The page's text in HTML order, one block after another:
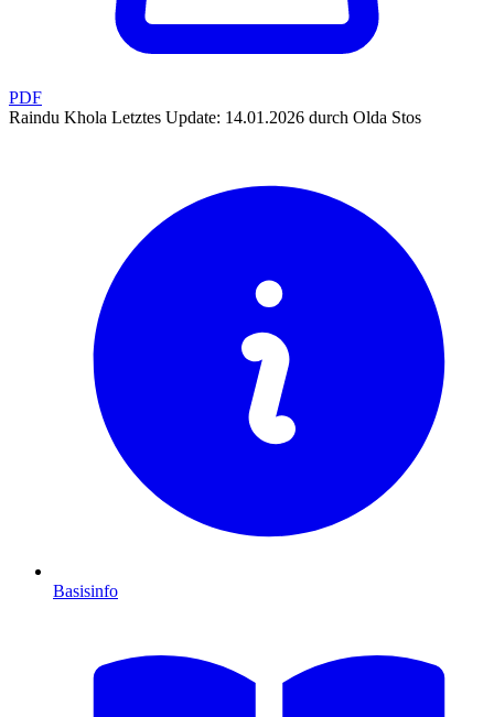
PDF
Raindu Khola Letztes Update: 14.01.2026 durch Olda Stos
Basisinfo